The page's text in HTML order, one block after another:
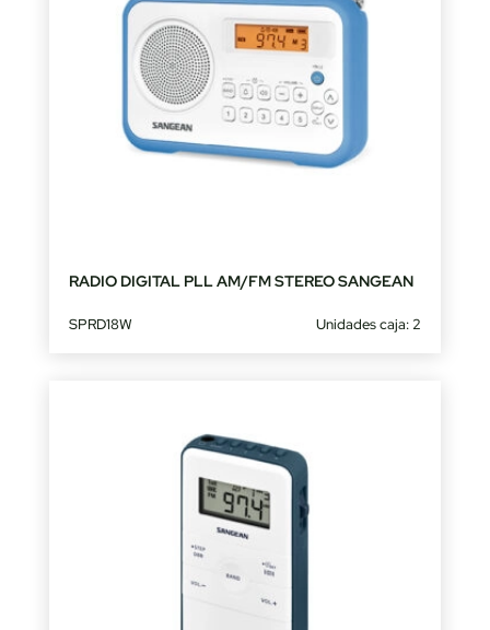
RADIO DIGITAL PLL AM/FM STEREO SANGEAN
SPRD18W Unidades caja: 2